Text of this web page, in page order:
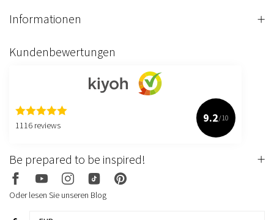
Informationen
Kundenbewertungen
1116 reviews
9.2/10
Be prepared to be inspired!
Oder lesen Sie unseren Blog